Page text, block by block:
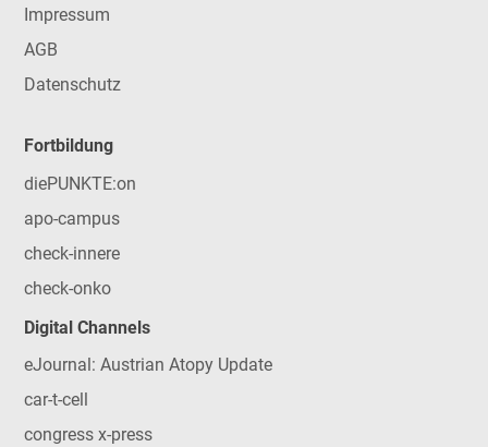
Impressum
AGB
Datenschutz
Fortbildung
diePUNKTE:on
apo-campus
check-innere
check-onko
Digital Channels
eJournal: Austrian Atopy Update
car-t-cell
congress x-press